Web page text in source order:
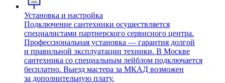
Установка и настройка
Подключение сантехники осуществляется
специалистами партнерского сервисного центра.
Профессиональная установка — гарантия долгой
и правильной эксплуатации техники. В Москве
сантехника со специальным лейблом подключается
бесплатно. Выезд мастера за МКАД возможен
за дополнительную плату.